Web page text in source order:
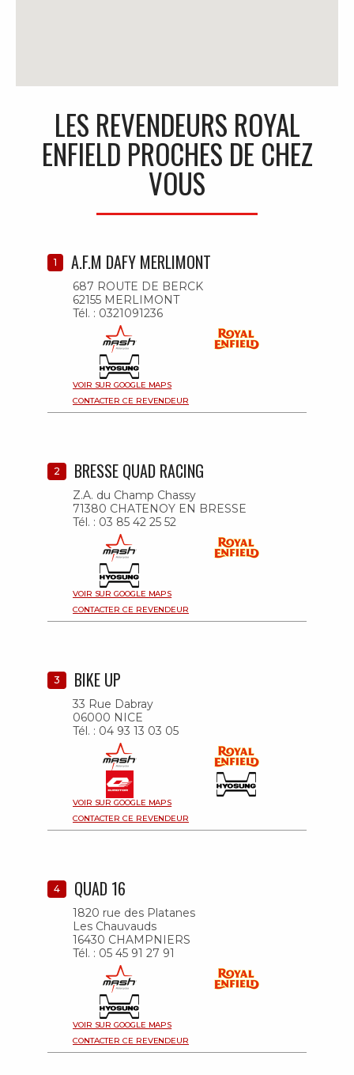
LES REVENDEURS ROYAL
ENFIELD PROCHES DE CHEZ
VOUS
1 A.F.M DAFY MERLIMONT
687 ROUTE DE BERCK
62155 MERLIMONT
Tél. : 0321091236
VOIR SUR GOOGLE MAPS
CONTACTER CE REVENDEUR
2 BRESSE QUAD RACING
Z.A. du Champ Chassy
71380 CHATENOY EN BRESSE
Tél. : 03 85 42 25 52
VOIR SUR GOOGLE MAPS
CONTACTER CE REVENDEUR
3 BIKE UP
33 Rue Dabray
06000 NICE
Tél. : 04 93 13 03 05
VOIR SUR GOOGLE MAPS
CONTACTER CE REVENDEUR
4 QUAD 16
1820 rue des Platanes
Les Chauvauds
16430 CHAMPNIERS
Tél. : 05 45 91 27 91
VOIR SUR GOOGLE MAPS
CONTACTER CE REVENDEUR